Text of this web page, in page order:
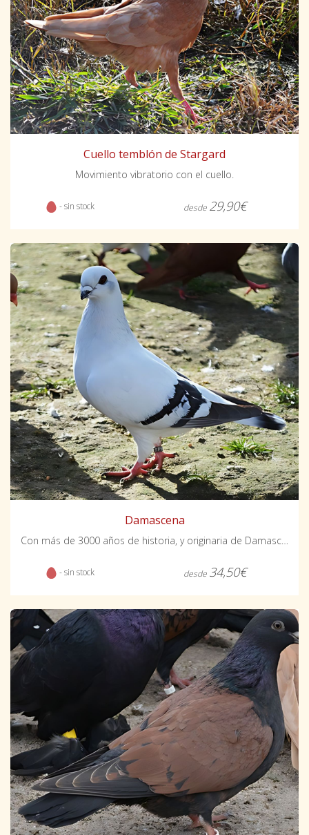
Cuello temblón de Stargard
Movimiento vibratorio con el cuello.
- sin stock desde 29,90€
Damascena
Con más de 3000 años de historia, y originaria de Damasco, es posiblemente la raza más antigua de paloma conocida.
- sin stock desde 34,50€